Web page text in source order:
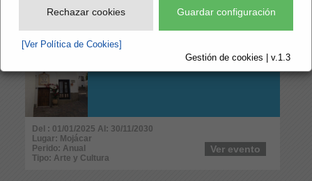
Rechazar cookies Guardar configuración
[Ver Política de Cookies]
Gestión de cookies | v.1.3
Tipo: Arte y Cultura
CASA MUSEO LA
CANANA
Del : 01/01/2025 Al: 30/11/2030
Lugar: Mojácar
Perido: Anual
Tipo: Arte y Cultura
Ver evento